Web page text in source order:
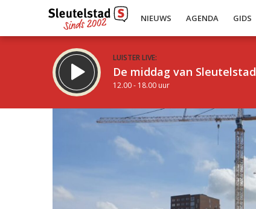
NIEUWS AGENDA GIDS
LUISTER LIVE:
De middag van Sleutelstad
12.00 - 18.00 uur